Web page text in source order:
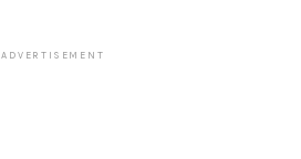
ADVERTISEMENT